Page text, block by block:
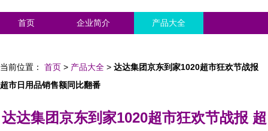
首页 企业简介 产品大全
当前位置： 首页 > 产品大全 > 达达集团京东到家1020超市狂欢节战报
超市日用品销售额同比翻番
达达集团京东到家1020超市狂欢节战报 超